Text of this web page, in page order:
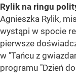
Rylik na ringu
Agnieszka Rylik,
wystąpi w spocie
pierwsze
w "Tańcu z
programu "Dzień